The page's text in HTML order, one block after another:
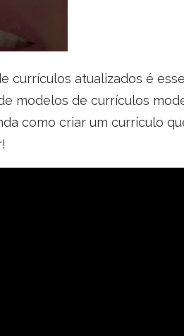
atualizados é
modelos de currículos
como criar um currículo